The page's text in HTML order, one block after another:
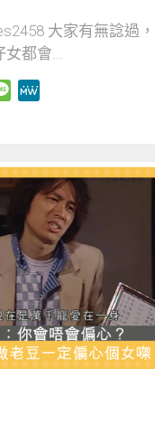
大家有無諗過
都會...
Message